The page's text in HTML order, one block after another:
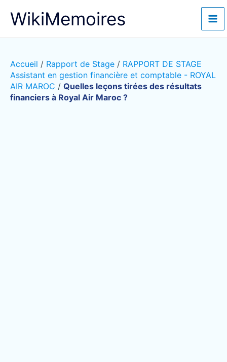
WikiMemoires
Accueil / Rapport de Stage / RAPPORT DE STAGE
Assistant en gestion financière et comptable - ROYAL
AIR MAROC / Quelles leçons tirées des résultats
financiers à Royal Air Maroc ?